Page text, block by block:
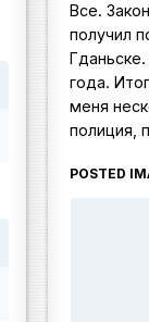
Все.
получил
года.
меня
полиция,
POSTED